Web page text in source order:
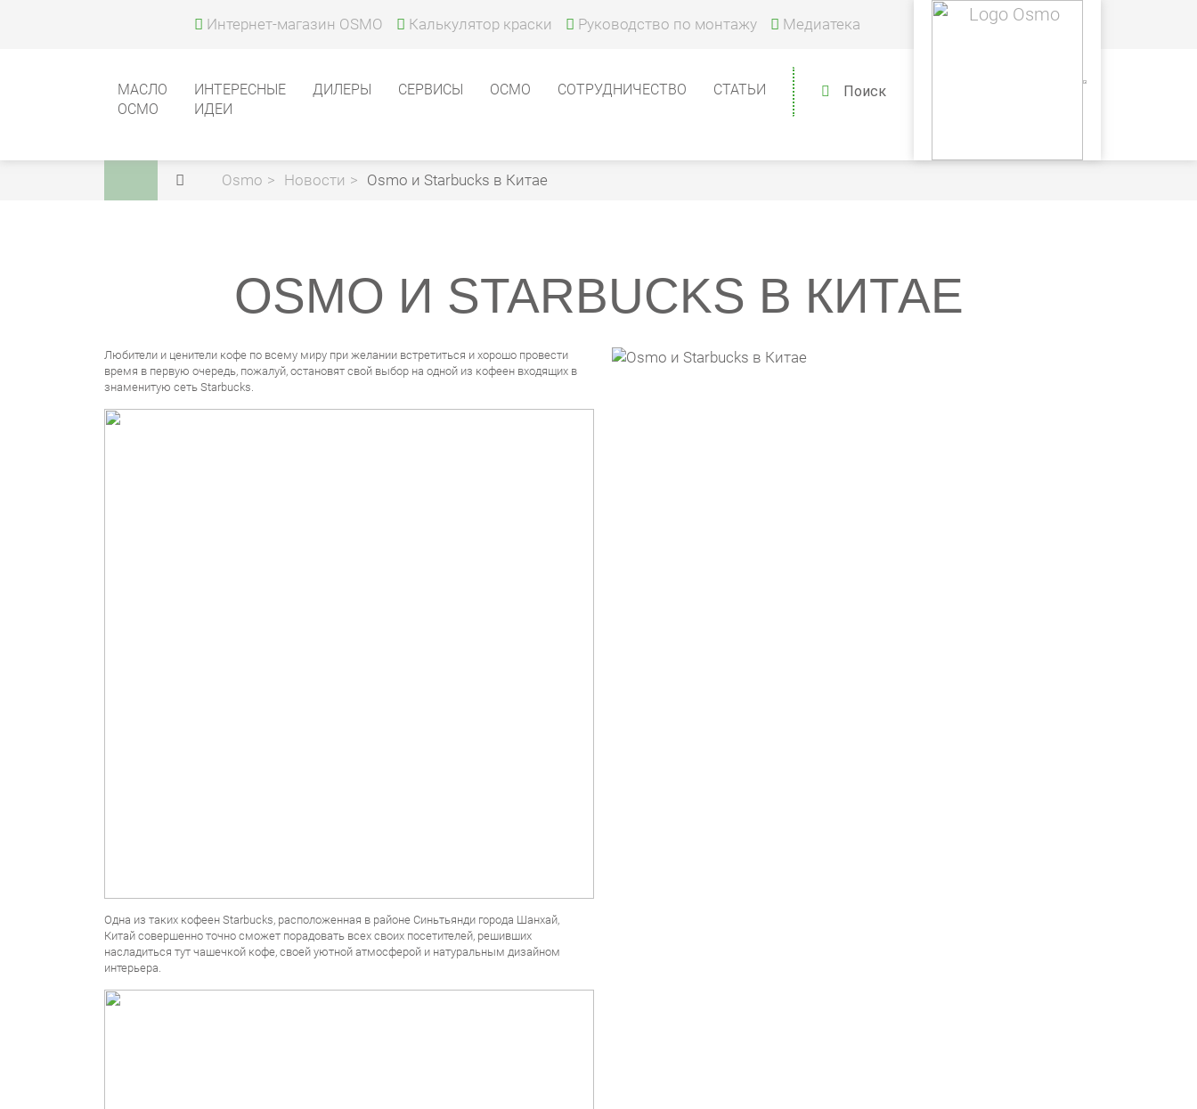
Интернет-магазин OSMO Калькулятор краски Руководство по монтажу Медиатека
МАСЛО
ОСМО
ИНТЕРЕСНЫЕ
ИДЕИ
ДИЛЕРЫ СЕРВИСЫ ОСМО СОТРУДНИЧЕСТВО СТАТЬИ Поиск
Osmo Новости Osmo и Starbucks в Китае
OSMO И STARBUCKS В КИТАЕ
Любители и ценители кофе по всему миру при желании встретиться и хорошо провести
время в первую очередь, пожалуй, остановят свой выбор на одной из кофеен входящих в
знаменитую сеть Starbucks.
Одна из таких кофеен Starbucks, расположенная в районе Синьтьянди города Шанхай,
Китай совершенно точно сможет порадовать всех своих посетителей, решивших
насладиться тут чашечкой кофе, своей уютной атмосферой и натуральным дизайном
интерьера.